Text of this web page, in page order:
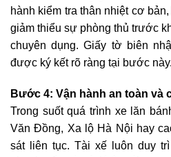
hành kiểm tra thân nhiệt cơ
giảm thiểu sự phòng thủ trước
chuyên dụng. Giấy tờ biên
được ký kết rõ ràng tại bước này.
Bước 4: Vận hành an toàn và
Trong suốt quá trình xe lăn
Văn Đồng, Xa lộ Hà Nội hay
sát liên tục. Tài xế luôn duy